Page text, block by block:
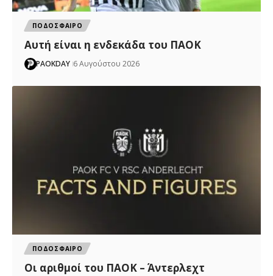
ΠΟΔΟΣΦΑΙΡΟ
Αυτή είναι η ενδεκάδα του ΠΑΟΚ
PAOKDAY 6 Αυγούστου 2026
ΠΟΔΟΣΦΑΙΡΟ
Oι αριθμοί του ΠΑΟΚ – Άντερλεχτ